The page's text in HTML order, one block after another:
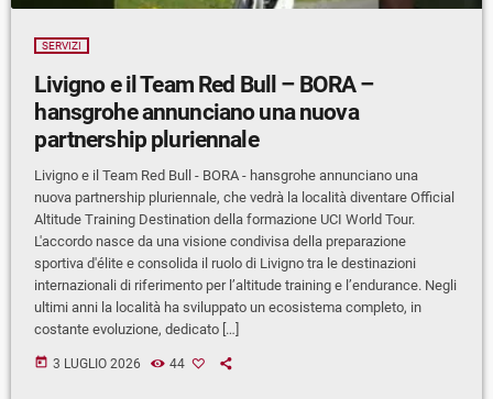
SERVIZI
Livigno e il Team Red Bull – BORA –
hansgrohe annunciano una nuova
partnership pluriennale
Livigno e il Team Red Bull - BORA - hansgrohe annunciano una
nuova partnership pluriennale, che vedrà la località diventare Official
Altitude Training Destination della formazione UCI World Tour.
L'accordo nasce da una visione condivisa della preparazione
sportiva d'élite e consolida il ruolo di Livigno tra le destinazioni
internazionali di riferimento per l’altitude training e l’endurance. Negli
ultimi anni la località ha sviluppato un ecosistema completo, in
costante evoluzione, dedicato […]
today 3 LUGLIO 2026 44